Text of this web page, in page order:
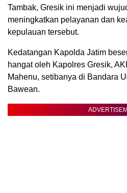
Tambak, Gresik ini menjadi
meningkatkan pelayanan dan
kepulauan tersebut.
Kedatangan Kapolda Jatim
hangat oleh Kapolres Gresik,
Mahenu, setibanya di Bandara
Bawean.